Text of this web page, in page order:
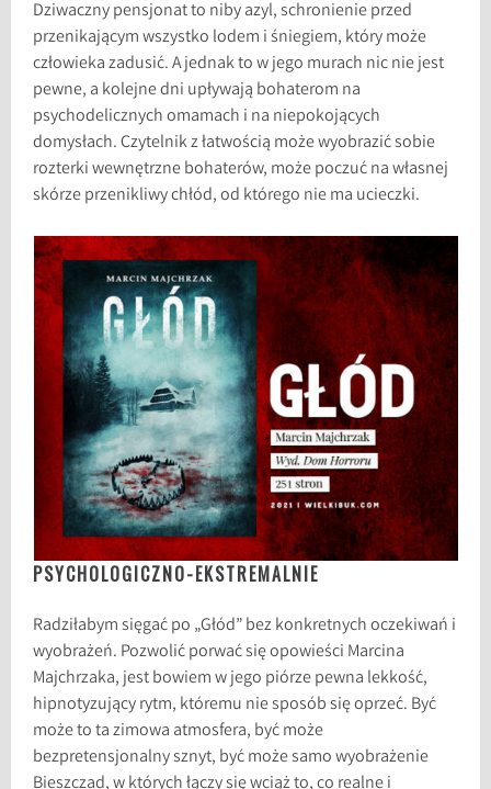
Dziwaczny pensjonat to niby azyl, schronienie przed
przenikającym wszystko lodem i śniegiem, który może
człowieka zadusić. A jednak to w jego murach nic nie jest
pewne, a kolejne dni upływają bohaterom na
psychodelicznych omamach i na niepokojących
domysłach. Czytelnik z łatwością może wyobrazić sobie
rozterki wewnętrzne bohaterów, może poczuć na własnej
skórze przenikliwy chłód, od którego nie ma ucieczki.
PSYCHOLOGICZNO-EKSTREMALNIE
Radziłabym sięgać po „Głód” bez konkretnych oczekiwań i
wyobrażeń. Pozwolić porwać się opowieści Marcina
Majchrzaka, jest bowiem w jego piórze pewna lekkość,
hipnotyzujący rytm, któremu nie sposób się oprzeć. Być
może to ta zimowa atmosfera, być może
bezpretensjonalny sznyt, być może samo wyobrażenie